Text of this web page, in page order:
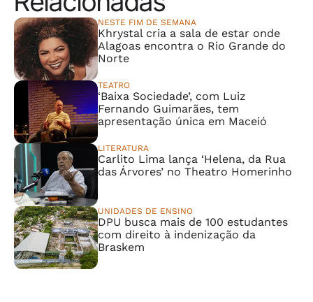
NESTE FIM DE SEMANA
Khrystal cria a sala de estar onde
Alagoas encontra o Rio Grande do
Norte
TEATRO
‘Baixa Sociedade’, com Luiz
Fernando Guimarães, tem
apresentação única em Maceió
LITERATURA
Carlito Lima lança ‘Helena, da Rua
das Árvores’ no Theatro Homerinho
UNIDADES DE ENSINO
DPU busca mais de 100 estudantes
com direito à indenização da
Braskem